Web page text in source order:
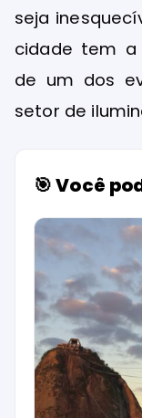
seja
cidade tem a
de um dos
setor de
🎯 Você